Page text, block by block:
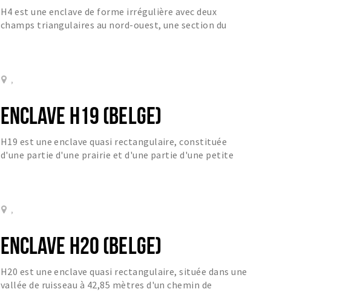
H4 est une enclave de forme irrégulière avec deux
champs triangulaires au nord-ouest, une section du
,
ENCLAVE H19 (BELGE)
H19 est une enclave quasi rectangulaire, constituée
d'une partie d'une prairie et d'une partie d'une petite
,
ENCLAVE H20 (BELGE)
H20 est une enclave quasi rectangulaire, située dans une
vallée de ruisseau à 42,85 mètres d'un chemin de